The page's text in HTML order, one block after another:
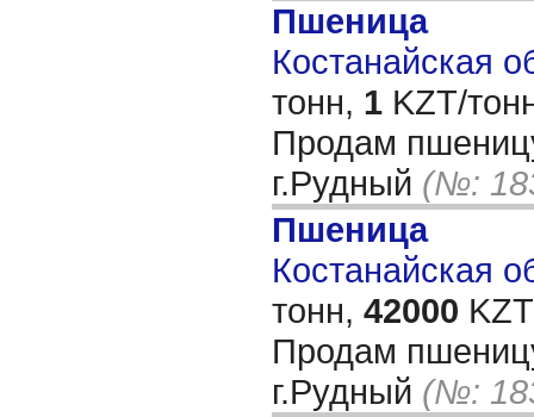
Пшеница
Костанайская
тонн, 1 KZT/
Продам
г.Рудный (№:
Пшеница
Костанайская
тонн, 42000
Продам
г.Рудный (№: